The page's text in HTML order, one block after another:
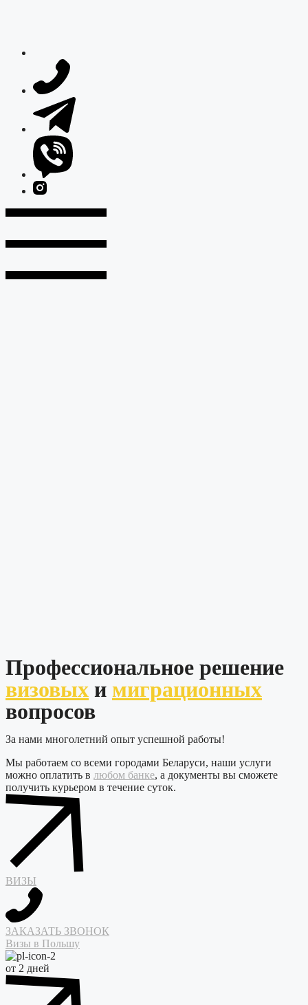
Профессиональное решение
визовых и миграционных
вопросов
За нами многолетний опыт успешной работы!
Мы работаем со всеми городами Беларуси, наши услуги
можно оплатить в любом банке, а документы вы сможете
получить курьером в течение суток.
ВИЗЫ
ЗАКАЗАТЬ ЗВОНОК
Визы в Польшу
от 2 дней